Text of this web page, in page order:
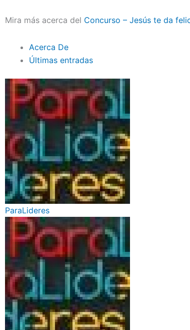
Mira más acerca del Concurso – Jesús te da
Acerca De
Últimas entradas
ParaLideres